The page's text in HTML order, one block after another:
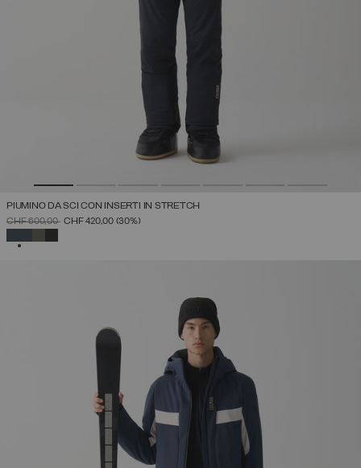
PIUMINO DA SCI CON INSERTI IN STRETCH
PREZZO RIDOTTO DA
CHF 600,00ACHF 420,00 (30%)